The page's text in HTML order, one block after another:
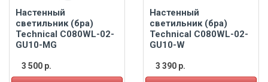
Настенный
светильник (бра)
Technical C080WL-02-
GU10-MG
3 500 р.
Настенный
светильник (бра)
Technical C080WL-02-
GU10-W
3 390 р.